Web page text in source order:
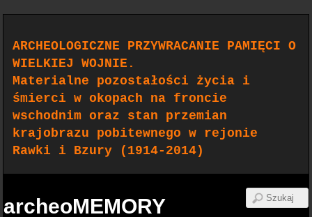
ARCHEOLOGICZNE PRZYWRACANIE PAMIĘCI O
WIELKIEJ WOJNIE.
Materialne pozostałości życia i
śmierci w okopach na froncie
wschodnim oraz stan przemian
krajobrazu pobitewnego w rejonie
Rawki i Bzury (1914-2014)
archeoMEMORY